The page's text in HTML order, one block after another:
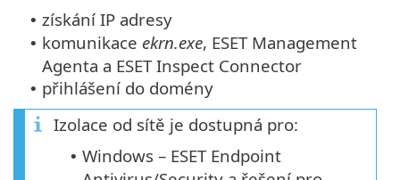
• získání IP adresy
• komunikace ekrn.exe, ESET Management
Agenta a ESET Inspect Connector
• přihlášení do domény
Izolace od sítě je dostupná pro:
• Windows – ESET Endpoint